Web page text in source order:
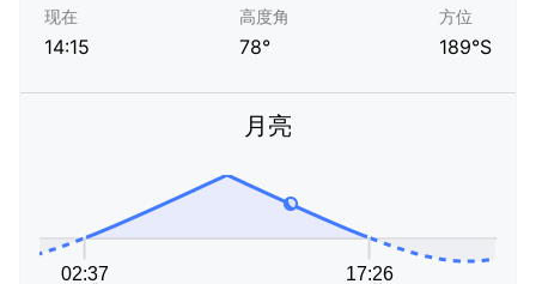
现在
14:15
高度角
78°
方位
189°S
月亮